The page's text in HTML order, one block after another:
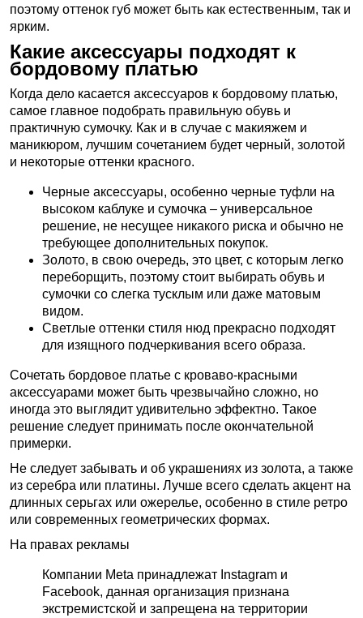
поэтому оттенок губ может быть как естественным, так и
ярким.
Какие аксессуары подходят к
бордовому платью
Когда дело касается аксессуаров к бордовому платью,
самое главное подобрать правильную обувь и
практичную сумочку. Как и в случае с макияжем и
маникюром, лучшим сочетанием будет черный, золотой
и некоторые оттенки красного.
Черные аксессуары, особенно черные туфли на
высоком каблуке и сумочка – универсальное
решение, не несущее никакого риска и обычно не
требующее дополнительных покупок.
Золото, в свою очередь, это цвет, с которым легко
переборщить, поэтому стоит выбирать обувь и
сумочки со слегка тусклым или даже матовым
видом.
Светлые оттенки стиля нюд прекрасно подходят
для изящного подчеркивания всего образа.
Сочетать бордовое платье с кроваво-красными
аксессуарами может быть чрезвычайно сложно, но
иногда это выглядит удивительно эффектно. Такое
решение следует принимать после окончательной
примерки.
Не следует забывать и об украшениях из золота, а также
из серебра или платины. Лучше всего сделать акцент на
длинных серьгах или ожерелье, особенно в стиле ретро
или современных геометрических формах.
На правах рекламы
Компании Meta принадлежат Instagram и
Facebook, данная организация признана
экстремистской и запрещена на территории